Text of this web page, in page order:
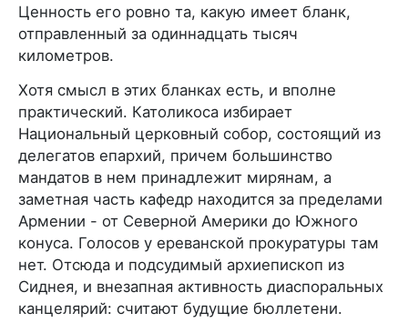
Ценность его ровно та, какую имеет бланк,
отправленный за одиннадцать тысяч
километров.
Хотя смысл в этих бланках есть, и вполне
практический. Католикоса избирает
Национальный церковный собор, состоящий из
делегатов епархий, причем большинство
мандатов в нем принадлежит мирянам, а
заметная часть кафедр находится за пределами
Армении - от Северной Америки до Южного
конуса. Голосов у ереванской прокуратуры там
нет. Отсюда и подсудимый архиепископ из
Сиднея, и внезапная активность диаспоральных
канцелярий: считают будущие бюллетени.